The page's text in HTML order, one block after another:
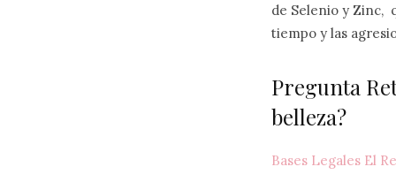
de Selenio y Zinc,
tiempo y las
Pregunta
belleza?
Bases Legales El